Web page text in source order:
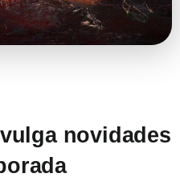
novidades